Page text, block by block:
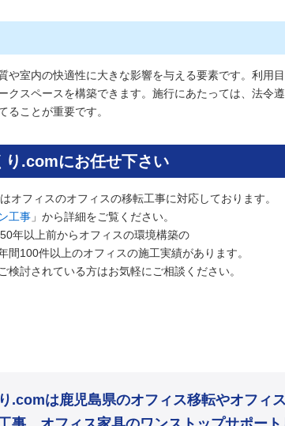
や室内の快適性に大きな影響を与える要素です。利用
クスペースを構築できます。施行にあたっては、法令
ることが重要です。
り.comにお任せ下さい
オフィスのオフィスの移転工事に対応しております。
工事 」から詳細をご覧ください。
年以上前からオフィスの環境構築の
間100件以上のオフィスの施工実績があります。
検討されている方はお気軽にご相談ください。
.comは鹿児島県のオフィス移転やオフィ